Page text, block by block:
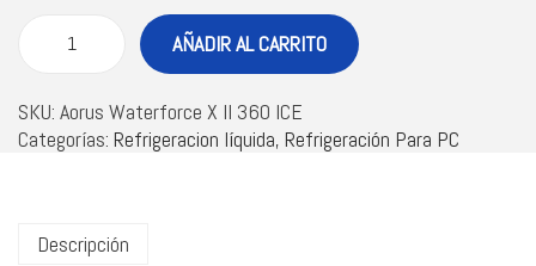
AÑADIR AL CARRITO
SKU: Aorus Waterforce X II 360 ICE
Categorías: Refrigeracion líquida, Refrigeración Para PC
Descripción